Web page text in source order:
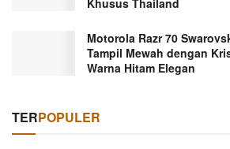
Motorola Razr 70
Tampil Mewah dengan
Warna Hitam Elegan
TERPOPULER